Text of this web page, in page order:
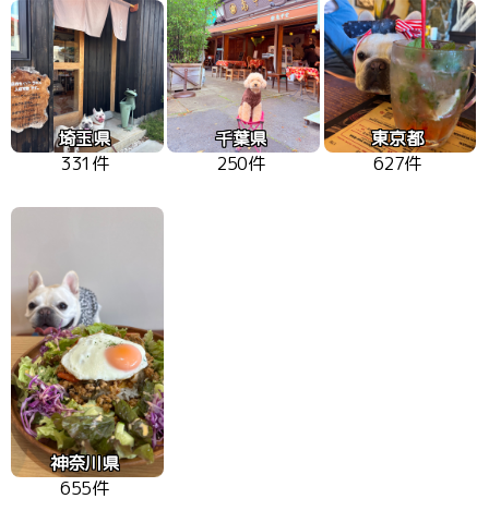
埼玉県
331件
千葉県
250件
東京都
627件
神奈川県
655件